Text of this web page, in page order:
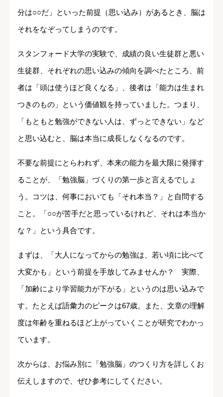
分は○○だ」といった前提（思い込み）があるとき、脳は
それをなぞってしまうのです。
スタンフォード大学の実験で、成績の良い生徒群と悪い
生徒群、それぞれの思い込みの傾向を調べたところ、前
者は「頭は使うほど良くなる」、後者は「能力は生まれ
つきのもの」という価値観を持っていました。つまり、
「もともと勉強ができない人は、ずっとできない」など
と思い込むと、脳は本当に成長しなくなるのです。
不要な前提にとらわれず、本来の能力を最大限に発揮す
ることが、「勉強脳」づくりの第一歩と言えるでしょ
う。コツは、何事においても「それ本当？」と自問する
こと。「○○が苦手だと思っているけれど、それは本当か
な？」という具合です。
まずは、「大人になってからの勉強は、若い頃に比べて
大変かも」という前提を手放してみませんか？ 実際、
「加齢により学習能力が下がる」というのは思い込みで
す。たとえば語彙力のピークは67歳。また、文章の理解
度は年齢を重ねるほど上がっていくことが研究でわかっ
ています。
次からは、お悩み別に「勉強脳」のつくり方を詳しくお
伝えしますので、ぜひ参考にしてください。